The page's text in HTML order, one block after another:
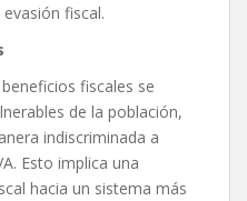
fiscal.
fiscales se
de la población,
indiscriminada a
Esto implica una
hacia un sistema más